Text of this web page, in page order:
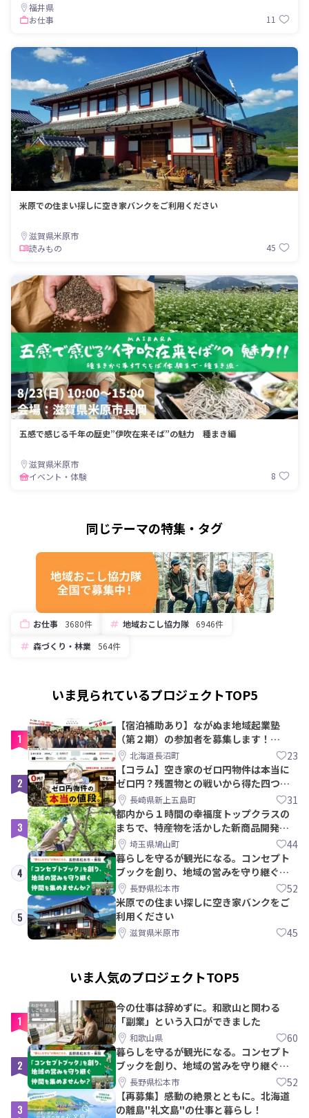
福井県
お仕事
11
米原での住まい探しに空き家バンクをご利用ください
滋賀県米原市
読みもの
45
五感で感じる千年の歴史”伊吹在来そば”の魅力 種まき編
滋賀県米原市
イベント・体験
8
同じテーマの特集・タグ
お仕事 3680件 地域おこし協力隊
6946件
森づくり・林業
564件
いま見られているプロジェクトTOP5
1
【宿泊補助あり】ながぬま地域起業塾
（第２期）の参加者を募集します！
【8/21〆】
北海道長沼町 23
2
【コラム】空き家のゼロ円物件は本当に
ゼロ円？残置物との戦いから得た四つの
教訓｜新上五島町
長崎県新上五島町 31
3
都内から１時間の幸福度トップクラスの
まちで、特産物を活かした新商品開発＆
PRメンバー募集！
埼玉県鳩山町 44
4
暮らしを守るが観光になる。コンセプト
ブックを創り、地域の営みを守り継ぐ仲
間を集めませんか？
長野県松本市 52
5
米原での住まい探しに空き家バンクをご
利用ください
滋賀県米原市 45
いま人気のプロジェクトTOP5
1
今の仕事は辞めずに。和歌山と関わる
「副業」という入口ができました
和歌山県 60
2
暮らしを守るが観光になる。コンセプト
ブックを創り、地域の営みを守り継ぐ仲
間を集めませんか？
長野県松本市 52
3
【再募集】感動の絶景とともに。北海道
の離島"礼文島"の仕事と暮らし！